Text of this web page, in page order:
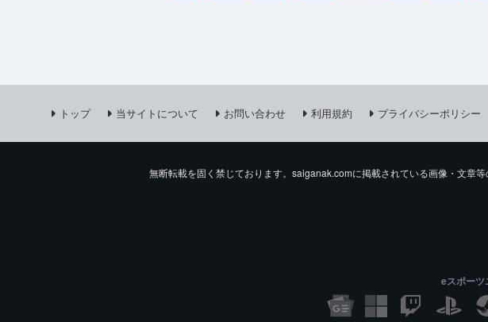
トップ 当サイトについて お問い合わせ 利用規約 プライバシーポリシー
無断転載を固く禁じております。saiganak.comに掲載されている画像・文章
eスポーツ